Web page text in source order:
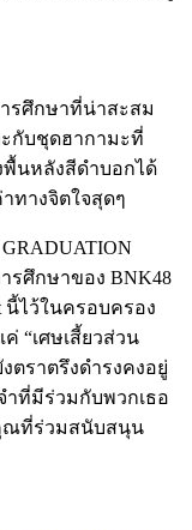
รศึกษาที่น่าสะสม
ะกับชุดฮากามะที่
พื้นหลังสีดำบอกได้
ทางจิตใจสุดๆ
รศึกษาของ BNK48
นี้ไว้ในครอบครอง
“เศษเสี้ยวส่วน
ตราตรึงดำรงคงอยู่
ที่มีร่วมกับพวกเธอ
ณที่ร่วมสนับสนุน